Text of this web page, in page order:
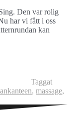
Den var rolig
har vi fått i oss
kan
Taggat
, massage,